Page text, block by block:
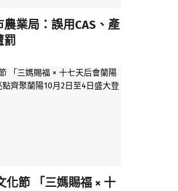
業局：誤用CAS、產
罰
化節 「三媽賜福 × 十